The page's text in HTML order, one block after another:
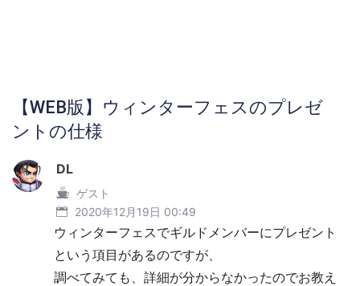
【WEB版】ウィンターフェスのプレゼ
ントの仕様
DL
ゲスト
2020年12月19日 00:49
ウィンターフェスでギルドメンバーにプレゼント
という項目があるのですが、
調べてみても、詳細が分からなかったのでお教え